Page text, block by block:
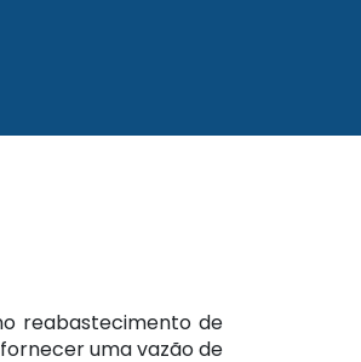
reabastecimento de
uma vazão de